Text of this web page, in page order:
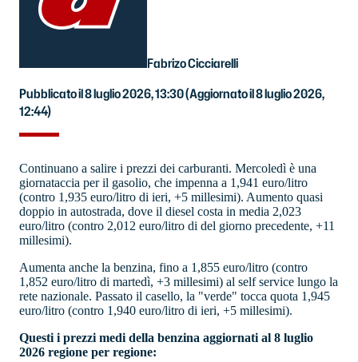
Fabrizo Cicciarelli
Pubblicato il 8 luglio 2026, 13:30(Aggiornato il 8 luglio 2026,
12:44)
Continuano a salire i prezzi dei carburanti. Mercoledì è una
giornataccia per il gasolio, che impenna a 1,941 euro/litro
(contro 1,935 euro/litro di ieri, +5 millesimi). Aumento quasi
doppio in autostrada, dove il diesel costa in media 2,023
euro/litro (contro 2,012 euro/litro di del giorno precedente, +11
millesimi).
Aumenta anche la benzina, fino a 1,855 euro/litro (contro
1,852 euro/litro di martedì, +3 millesimi) al self service lungo la
rete nazionale. Passato il casello, la "verde" tocca quota 1,945
euro/litro (contro 1,940 euro/litro di ieri, +5 millesimi).
Questi i prezzi medi della benzina aggiornati al 8 luglio
2026 regione per regione: